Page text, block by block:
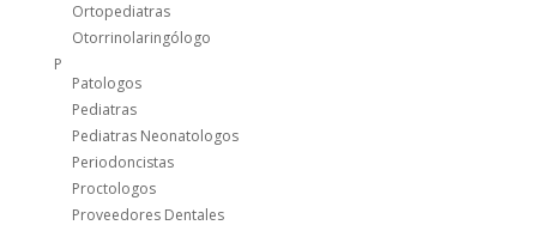
Ortopediatras
Otorrinolaringólogo
P
Patologos
Pediatras
Pediatras Neonatologos
Periodoncistas
Proctologos
Proveedores Dentales